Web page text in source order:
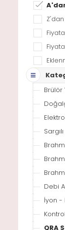
Brülör
Debi
İyon -
QRA